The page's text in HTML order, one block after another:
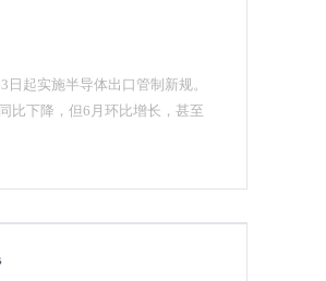
起实施半导体出口管制新规。
比下降，但6月环比增长，甚至